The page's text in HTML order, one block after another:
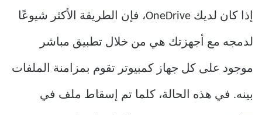
إذا كان لديك OneDrive، فإن الطريقة الأكثر شيوعًا
لدمجه مع أجهزتك هي من خلال تطبيق مباشر
موجود على كل جهاز كمبيوتر تقوم بمزامنة الملفات
بينه. في هذه الحالة، كلما تم إسقاط ملف في